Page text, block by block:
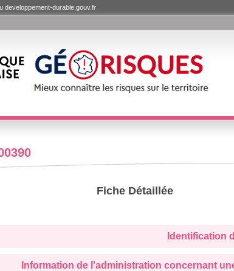
developpement-durable.gouv.fr
Fiche Détaillée
Identification
Information de l'administration concernant